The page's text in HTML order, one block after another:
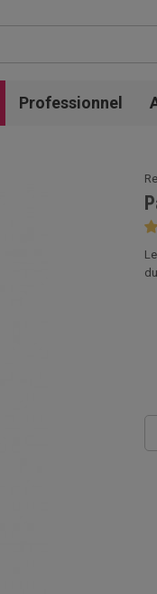
Professionnel